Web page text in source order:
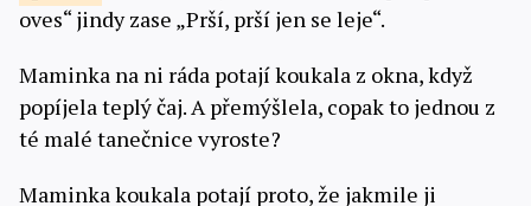
oves“ jindy zase „Prší, prší jen se leje“.
Maminka na ni ráda potají koukala z okna, když
popíjela teplý čaj. A přemýšlela, copak to jednou z
té malé tanečnice vyroste?
Maminka koukala potají proto, že jakmile ji